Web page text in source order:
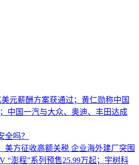
元薪酬方案获通过；黄仁勋称中国
中国一汽与大众、奥迪、丰田达成
全吗？
美方征收高额关税 企业海外建厂突围
“澎程”系列预售25.99万起；宇树科